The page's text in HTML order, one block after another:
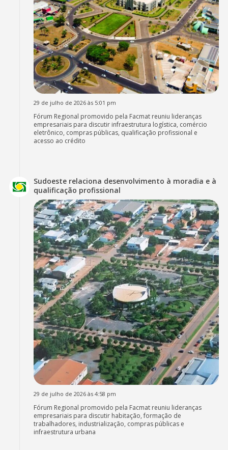
29 de julho de 2026 às 5:01 pm
Fórum Regional promovido pela Facmat reuniu lideranças
empresariais para discutir infraestrutura logística, comércio
eletrônico, compras públicas, qualificação profissional e
acesso ao crédito
Sudoeste relaciona desenvolvimento à moradia e à
qualificação profissional
29 de julho de 2026 às 4:58 pm
Fórum Regional promovido pela Facmat reuniu lideranças
empresariais para discutir habitação, formação de
trabalhadores, industrialização, compras públicas e
infraestrutura urbana